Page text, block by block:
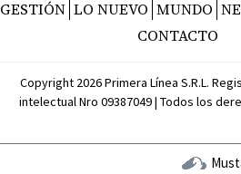
GESTIÓN LO NUEVO MUNDO
CONTACTO
Copyright 2026 Primera Línea S.R.L.
intelectual Nro 09387049 | Todos los